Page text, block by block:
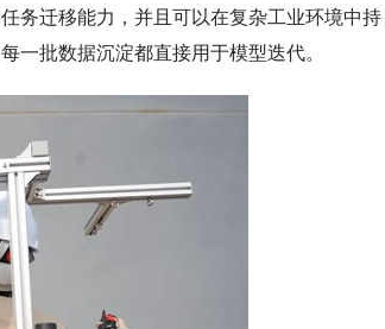
务迁移能力，并且可以在复杂工业环境中持
一批数据沉淀都直接用于模型迭代。